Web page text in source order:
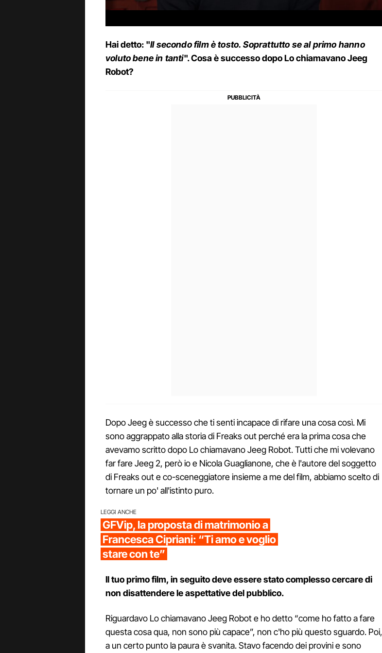
Hai detto: "Il secondo film è tosto. Soprattutto se al primo hanno
voluto bene in tanti". Cosa è successo dopo Lo chiamavano Jeeg
Robot?
Dopo Jeeg è successo che ti senti incapace di rifare una cosa così. Mi
sono aggrappato alla storia di Freaks out perché era la prima cosa che
avevamo scritto dopo Lo chiamavano Jeeg Robot. Tutti che mi volevano
far fare Jeeg 2, però io e Nicola Guaglianone, che è l'autore del soggetto
di Freaks out e co-sceneggiatore insieme a me del film, abbiamo scelto di
tornare un po' all'istinto puro.
LEGGI ANCHE
GFVip, la proposta di matrimonio a
Francesca Cipriani: “Ti amo e voglio
stare con te”
Il tuo primo film, in seguito deve essere stato complesso cercare di
non disattendere le aspettative del pubblico.
Riguardavo Lo chiamavano Jeeg Robot e ho detto “come ho fatto a fare
questa cosa qua, non sono più capace”, non c'ho più questo sguardo. Poi,
a un certo punto la paura è svanita. Stavo facendo dei provini e sono